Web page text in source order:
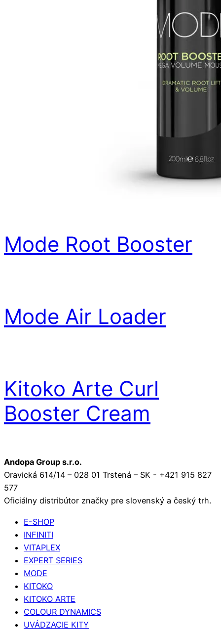
Mode Root Booster
Mode Air Loader
Kitoko Arte Curl
Booster Cream
Andopa Group s.r.o.
Oravická 614/14 – 028 01 Trstená – SK - +421 915 827
577
Oficiálny distribútor značky pre slovenský a český trh.
E-SHOP
INFINITI
VITAPLEX
EXPERT SERIES
MODE
KITOKO
KITOKO ARTE
COLOUR DYNAMICS
UVÁDZACIE KITY